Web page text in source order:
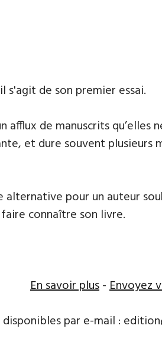
de son premier essai.
afflux de manuscrits
et dure souvent plusieurs
pour un auteur
connaître son livre.
En savoir plus-Envoyez
par e-mail :